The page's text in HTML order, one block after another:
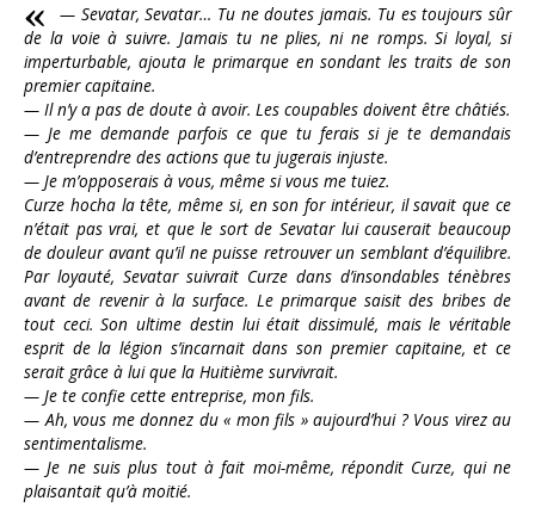
— Sevatar, Sevatar… Tu ne doutes jamais. Tu es toujours sûr
de la voie à suivre. Jamais tu ne plies, ni ne romps. Si loyal, si
imperturbable, ajouta le primarque en sondant les traits de son
premier capitaine.
— Il n’y a pas de doute à avoir. Les coupables doivent être châtiés.
— Je me demande parfois ce que tu ferais si je te demandais
d’entreprendre des actions que tu jugerais injuste.
— Je m’opposerais à vous, même si vous me tuiez.
Curze hocha la tête, même si, en son for intérieur, il savait que ce
n’était pas vrai, et que le sort de Sevatar lui causerait beaucoup
de douleur avant qu’il ne puisse retrouver un semblant d’équilibre.
Par loyauté, Sevatar suivrait Curze dans d’insondables ténèbres
avant de revenir à la surface. Le primarque saisit des bribes de
tout ceci. Son ultime destin lui était dissimulé, mais le véritable
esprit de la légion s’incarnait dans son premier capitaine, et ce
serait grâce à lui que la Huitième survivrait.
— Je te confie cette entreprise, mon fils.
— Ah, vous me donnez du « mon fils » aujourd’hui ? Vous virez au
sentimentalisme.
— Je ne suis plus tout à fait moi-même, répondit Curze, qui ne
plaisantait qu’à moitié.